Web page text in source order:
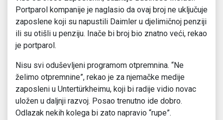
Portparol kompanije je naglasio da ovaj broj ne uključuje
zaposlene koji su napustili Daimler u djelimičnoj penziji
ili su otišli u penziju. Inače bi broj bio znatno veći, rekao
je portparol.
Nisu svi oduševljeni programom otpremnina. “Ne
želimo otpremnine”, rekao je za njemačke medije
zaposleni u Untertürkheimu, koji bi radije vidio novac
uložen u daljnji razvoj. Posao trenutno ide dobro.
Odlazak nekih kolega bi zato napravio “rupe”.